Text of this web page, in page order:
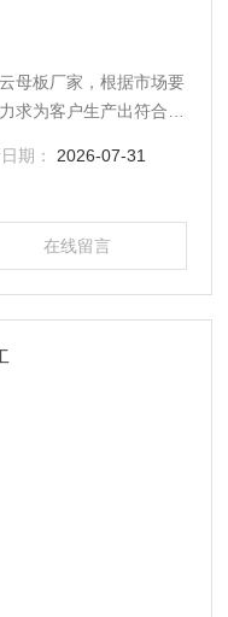
母板厂家，根据市场要
求为客户生产出符合要
期： 2026-07-31
在线留言